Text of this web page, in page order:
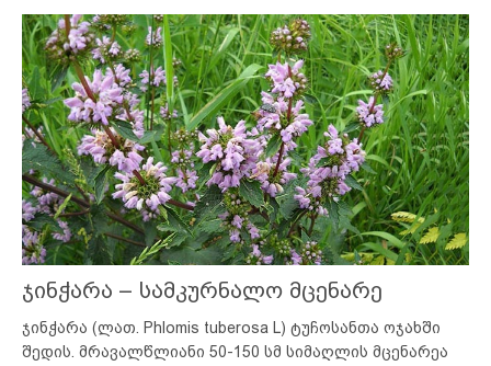
ჯინჭარა – სამკურნალო მცენარე
ჯინჭარა (ლათ. Phlomis tuberosa L) ტუჩოსანთა ოჯახში
შედის. მრავალწლიანი 50-150 სმ სიმაღლის მცენარეა